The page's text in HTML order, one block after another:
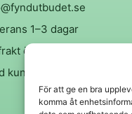
För att ge en bra
komma åt
1–3 dagar
över 299 kr
kund-garanti